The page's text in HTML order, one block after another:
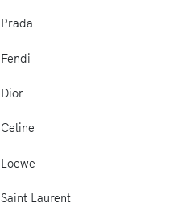
Prada
Fendi
Dior
Celine
Loewe
Saint Laurent